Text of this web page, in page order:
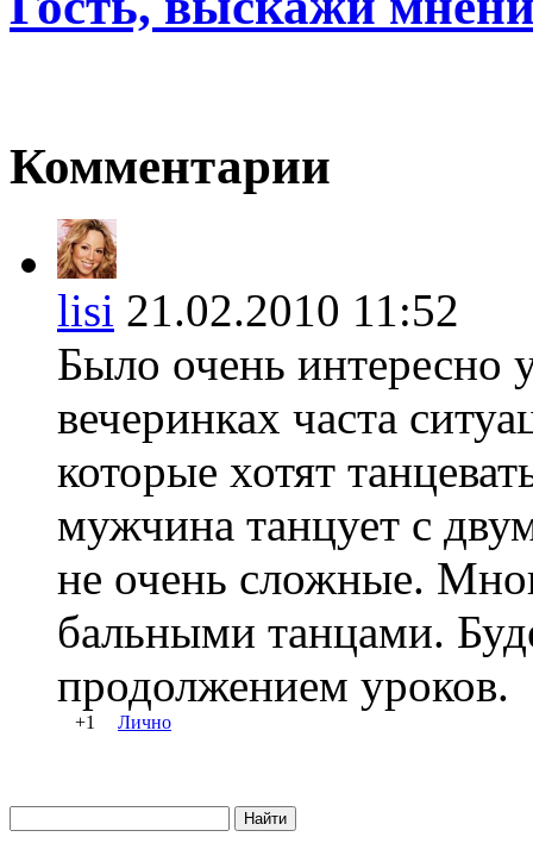
Комментарии
lisi 21.02.2010 11:52
Было очень интересно
вечеринках часта
которые хотят
мужчина танцует с
не очень сложные.
бальными танцами.
продолжением уроков.
+1 Лично